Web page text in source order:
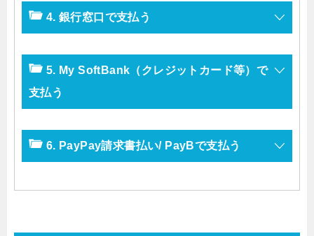
4. 銀行窓口で支払う
5. My SoftBank（クレジットカード等）で
支払う
6. PayPay請求書払い/ PayBで支払う